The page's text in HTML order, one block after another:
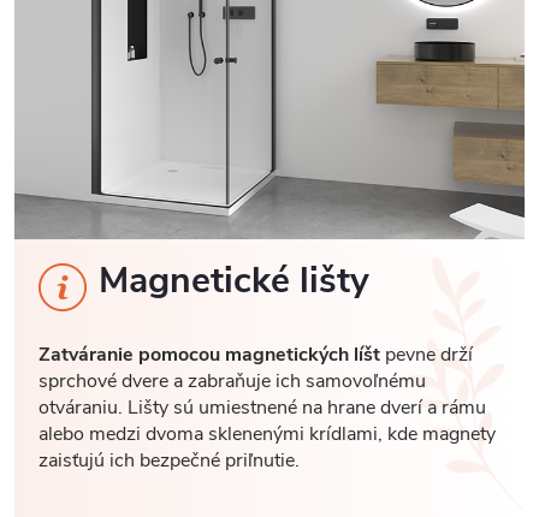
Magnetické lišty
Zatváranie pomocou magnetických líšt pevne drží
sprchové dvere a zabraňuje ich samovoľnému
otváraniu. Lišty sú umiestnené na hrane dverí a rámu
alebo medzi dvoma sklenenými krídlami, kde magnety
zaisťujú ich bezpečné priľnutie.